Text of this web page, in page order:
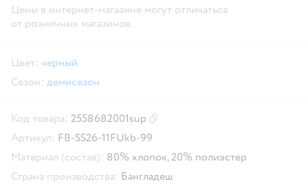
Цены в интернет-магазине могут отличаться
от розничных магазинов.
Цвет: черный
Сезон: демисезон
Код товара: 2558682001sup
Артикул: FB-SS26-11FUkb-99
Материал (состав): 80% хлопок, 20% полиэстер
Страна производства: Бангладеш